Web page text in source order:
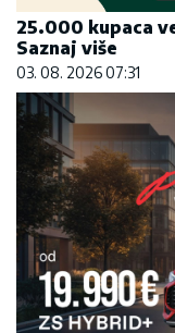
25.000 kupaca
Saznaj više
03. 08. 2026 07:31